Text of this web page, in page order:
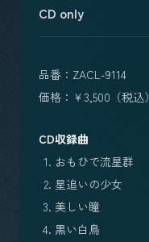
CD only
品番：ZACL-9114
価格：￥3,500（税込）
CD収録曲
おもひで流星群
星追いの少女
美しい瞳
黒い白鳥